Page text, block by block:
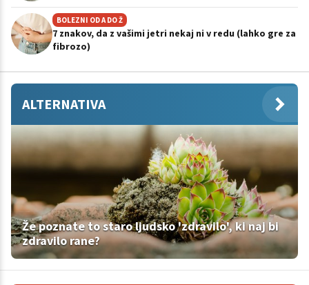
BOLEZNI OD A DO Ž
7 znakov, da z vašimi jetri nekaj ni v redu (lahko gre za
fibrozo)
ALTERNATIVA
Že poznate to staro ljudsko 'zdravilo', ki naj bi
zdravilo rane?